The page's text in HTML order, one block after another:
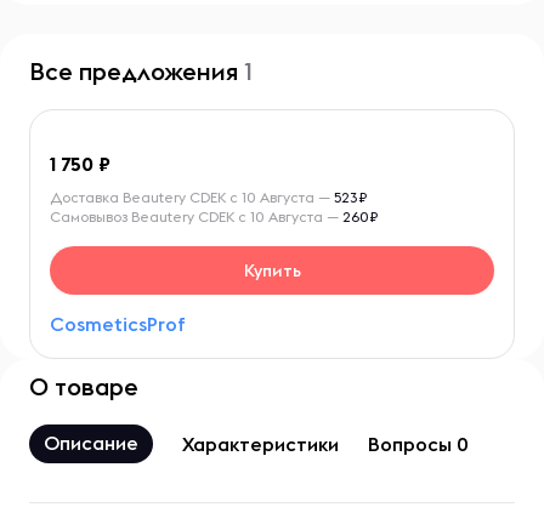
Все предложения 1
1 750
CosmeticsProf
Доставка Beautery CDEK с 10 Августа — 523₽
Самовывоз Beautery CDEK с 10 Августа — 260₽
Купить
О товаре
Описание Характеристики Вопросы 0